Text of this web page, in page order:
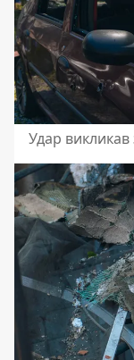
Удар викликав